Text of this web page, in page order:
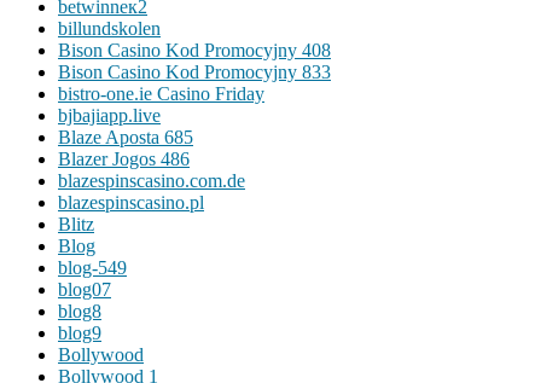
betwinneк2
billundskolen
Bison Casino Kod Promocyjny 408
Bison Casino Kod Promocyjny 833
bistro-one.ie Casino Friday
bjbajiapp.live
Blaze Aposta 685
Blazer Jogos 486
blazespinscasino.com.de
blazespinscasino.pl
Blitz
Blog
blog-549
blog07
blog8
blog9
Bollywood
Bollywood 1